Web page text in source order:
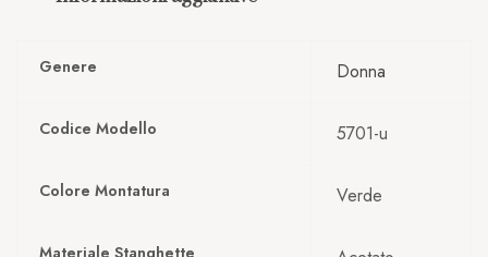
Genere Donna
Codice Modello 5701-u
Colore Montatura Verde
Materiale Stanghette